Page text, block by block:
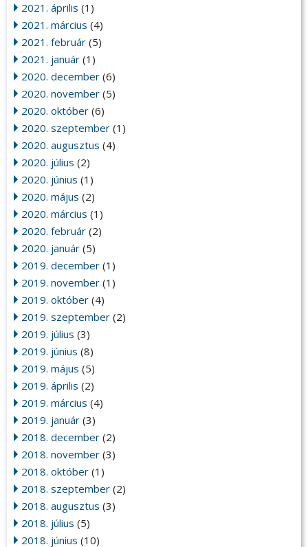
2021. április (1)
2021. március (4)
2021. február (5)
2021. január (1)
2020. december (6)
2020. november (5)
2020. október (6)
2020. szeptember (1)
2020. augusztus (4)
2020. július (2)
2020. június (1)
2020. május (2)
2020. március (1)
2020. február (2)
2020. január (5)
2019. december (1)
2019. november (1)
2019. október (4)
2019. szeptember (2)
2019. július (3)
2019. június (8)
2019. május (5)
2019. április (2)
2019. március (4)
2019. január (3)
2018. december (2)
2018. november (3)
2018. október (1)
2018. szeptember (2)
2018. augusztus (3)
2018. július (5)
2018. június (10)